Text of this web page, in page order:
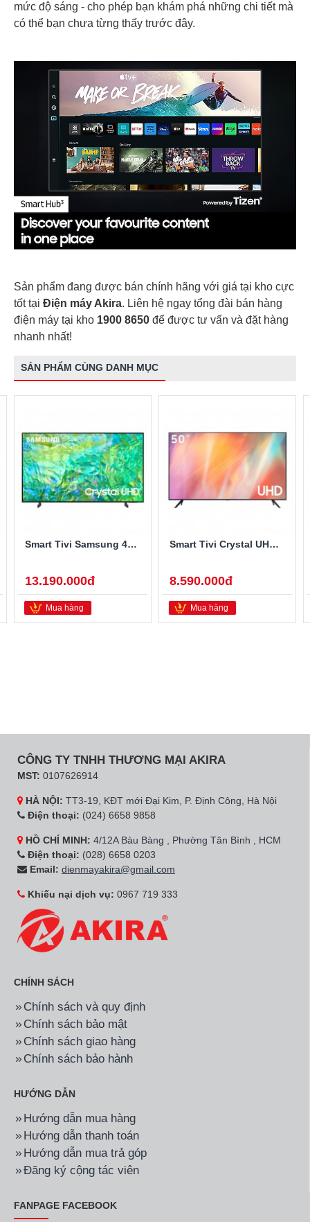
mức độ sáng - cho phép bạn khám phá những chi tiết mà
có thể bạn chưa từng thấy trước đây.
Sản phẩm đang được bán chính hãng với giá tại kho cực
tốt tại Điện máy Akira. Liên hệ ngay tổng đài bán hàng
điện máy tại kho 1900 8650 để được tư vấn và đặt hàng
nhanh nhất!
SẢN PHẨM CÙNG DANH MỤC
Smart Tivi Samsung 4K 65 inch UA65CU8000
13.190.000đ
Mua hàng
Smart Tivi Crystal UHD 4K Samsung 50 Inch UA50AU7700
8.590.000đ
Mua hàng
CÔNG TY TNHH THƯƠNG MẠI AKIRA
MST: 0107626914
HÀ NỘI: TT3-19, KĐT mới Đại Kim, P. Định Công, Hà Nội
Điện thoại: (024) 6658 9858
HỒ CHÍ MINH: 4/12A Bàu Bàng , Phường Tân Bình , HCM
Điện thoại: (028) 6658 0203
Email: dienmayakira@gmail.com
Khiếu nại dịch vụ: 0967 719 333
CHÍNH SÁCH
Chính sách và quy định
Chính sách bảo mật
Chính sách giao hàng
Chính sách bảo hành
HƯỚNG DẪN
Hướng dẫn mua hàng
Hướng dẫn thanh toán
Hướng dẫn mua trả góp
Đăng ký cộng tác viên
FANPAGE FACEBOOK